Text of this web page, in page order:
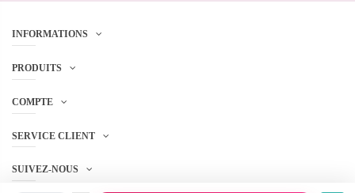
INFORMATIONS
PRODUITS
COMPTE
SERVICE CLIENT
SUIVEZ-NOUS